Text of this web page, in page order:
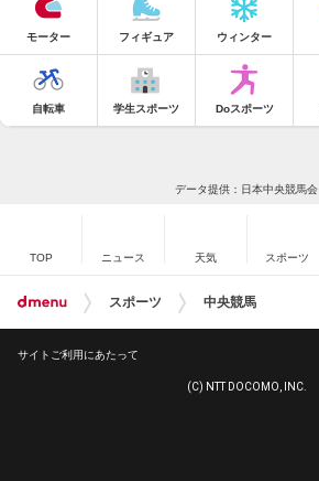
モーター フィギュア ウィンター
自転車 学生スポーツ Doスポーツ
データ提供：日本中央競馬会
TOP ニュース 天気 スポーツ
スポーツ 中央競馬
サイトご利用にあたって
(C) NTT DOCOMO, INC.